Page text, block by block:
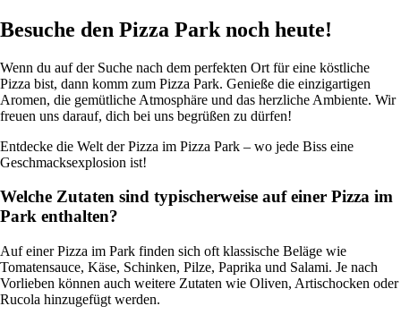
Besuche den Pizza Park noch heute!
Wenn du auf der Suche nach dem perfekten Ort für eine köstliche
Pizza bist, dann komm zum Pizza Park. Genieße die einzigartigen
Aromen, die gemütliche Atmosphäre und das herzliche Ambiente. Wir
freuen uns darauf, dich bei uns begrüßen zu dürfen!
Entdecke die Welt der Pizza im Pizza Park – wo jede Biss eine
Geschmacksexplosion ist!
Welche Zutaten sind typischerweise auf einer Pizza im
Park enthalten?
Auf einer Pizza im Park finden sich oft klassische Beläge wie
Tomatensauce, Käse, Schinken, Pilze, Paprika und Salami. Je nach
Vorlieben können auch weitere Zutaten wie Oliven, Artischocken oder
Rucola hinzugefügt werden.